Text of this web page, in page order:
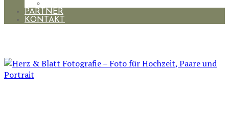
PARTNER
KONTAKT